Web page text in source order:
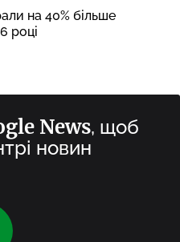
на 40% більше
році
News, щоб
новин